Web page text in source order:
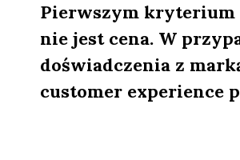
Pierwszym kryterium
nie jest cena. W
doświadczenia z
customer experience